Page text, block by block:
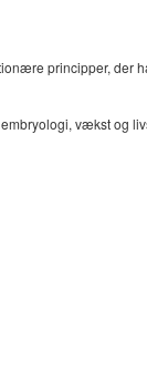
principper, der
vækst og